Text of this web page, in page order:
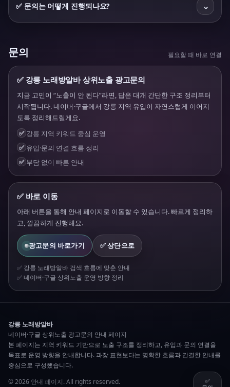
✅ 문의는 어떻게 진행되나요? ⌄
문의 필요할 때 바로 연결
✅ 강릉 노래방알바 상위노출 광고문의
지금 고민이 “노출이 안 된다”라면, 답은 대개 간단한 구조 정리부터
시작됩니다. 네이버·구글에서 강릉 지역 유입이 자연스럽게 이어지
도록 정리해드릴게요.
✅ 강릉 지역 키워드 중심 운영
✅ 유입·문의 연결 흐름 정리
✅ 부담 없이 빠른 안내
✅ 바로 이동
아래 버튼을 통해 안내 페이지로 이동할 수 있습니다. 빠르게 정리하
고, 깔끔하게 진행해요.
광고문의 바로가기 ✅ 상단으로
✅ 강릉 노래방알바 검색 흐름에 맞춘 안내
✅ 네이버·구글 상위노출 운영 방향 정리
강릉 노래방알바
네이버·구글 상위노출 광고문의 안내 페이지
본 페이지는 지역 키워드 기반으로 노출 구조를 정리하고, 유입과 문의 연결을
목표로 운영 방향을 안내합니다. 과장 표현보다는 명확한 흐름과 간결한 안내를
중심으로 구성했습니다.
©2026 안내 페이지. All rights reserved.
✅